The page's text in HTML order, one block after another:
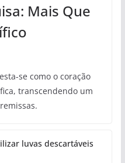
Mais Que
se como o coração
transcendendo um
luvas descartáveis